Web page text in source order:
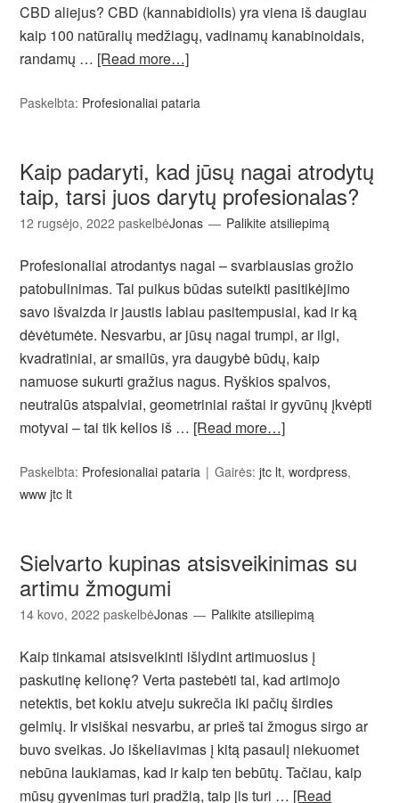
CBD aliejus? CBD (kannabidiolis) yra viena iš daugiau
kaip 100 natūralių medžiagų, vadinamų kanabinoidais,
randamų … [Read more…]
Paskelbta: Profesionaliai pataria
Kaip padaryti, kad jūsų nagai atrodytų
taip, tarsi juos darytų profesionalas?
12 rugsėjo, 2022 paskelbėJonas Palikite atsiliepimą
Profesionaliai atrodantys nagai – svarbiausias grožio
patobulinimas. Tai puikus būdas suteikti pasitikėjimo
savo išvaizda ir jaustis labiau pasitempusiai, kad ir ką
dėvėtumėte. Nesvarbu, ar jūsų nagai trumpi, ar ilgi,
kvadratiniai, ar smailūs, yra daugybė būdų, kaip
namuose sukurti gražius nagus. Ryškios spalvos,
neutralūs atspalviai, geometriniai raštai ir gyvūnų įkvėpti
motyvai – tai tik kelios iš … [Read more…]
Paskelbta: Profesionaliai pataria Gairės:jtc lt,wordpress,
www jtc lt
Sielvarto kupinas atsisveikinimas su
artimu žmogumi
14 kovo, 2022 paskelbėJonas Palikite atsiliepimą
Kaip tinkamai atsisveikinti išlydint artimuosius į
paskutinę kelionę? Verta pastebėti tai, kad artimojo
netektis, bet kokiu atveju sukrečia iki pačių širdies
gelmių. Ir visiškai nesvarbu, ar prieš tai žmogus sirgo ar
buvo sveikas. Jo iškeliavimas į kitą pasaulį niekuomet
nebūna laukiamas, kad ir kaip ten bebūtų. Tačiau, kaip
mūsų gyvenimas turi pradžią, taip jis turi … [Read